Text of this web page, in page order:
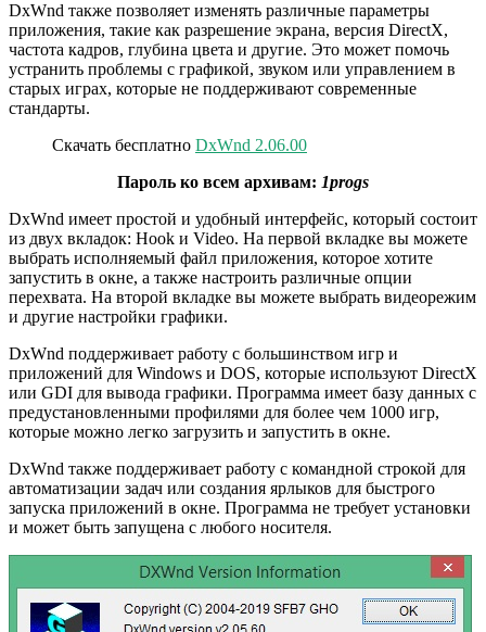
DxWnd также позволяет изменять различные параметры
приложения, такие как разрешение экрана, версия DirectX,
частота кадров, глубина цвета и другие. Это может помочь
устранить проблемы с графикой, звуком или управлением в
старых играх, которые не поддерживают современные
стандарты.
Скачать бесплатно DxWnd 2.06.00
Пароль ко всем архивам: 1progs
DxWnd имеет простой и удобный интерфейс, который состоит
из двух вкладок: Hook и Video. На первой вкладке вы можете
выбрать исполняемый файл приложения, которое хотите
запустить в окне, а также настроить различные опции
перехвата. На второй вкладке вы можете выбрать видеорежим
и другие настройки графики.
DxWnd поддерживает работу с большинством игр и
приложений для Windows и DOS, которые используют DirectX
или GDI для вывода графики. Программа имеет базу данных с
предустановленными профилями для более чем 1000 игр,
которые можно легко загрузить и запустить в окне.
DxWnd также поддерживает работу с командной строкой для
автоматизации задач или создания ярлыков для быстрого
запуска приложений в окне. Программа не требует установки
и может быть запущена с любого носителя.